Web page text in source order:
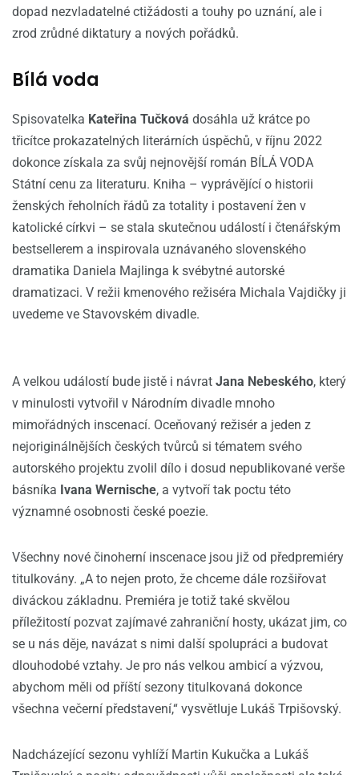
dopad nezvladatelné ctižádosti a touhy po uznání, ale i
zrod zrůdné diktatury a nových pořádků.
Bílá voda
Spisovatelka Kateřina Tučková dosáhla už krátce po
třicítce prokazatelných literárních úspěchů, v říjnu 2022
dokonce získala za svůj nejnovější román BÍLÁ VODA
Státní cenu za literaturu. Kniha – vyprávějící o historii
ženských řeholních řádů za totality i postavení žen v
katolické církvi – se stala skutečnou událostí i čtenářským
bestsellerem a inspirovala uznávaného slovenského
dramatika Daniela Majlinga k svébytné autorské
dramatizaci. V režii kmenového režiséra Michala Vajdičky ji
uvedeme ve Stavovském divadle.
A velkou událostí bude jistě i návrat Jana Nebeského, který
v minulosti vytvořil v Národním divadle mnoho
mimořádných inscenací. Oceňovaný režisér a jeden z
nejoriginálnějších českých tvůrců si tématem svého
autorského projektu zvolil dílo i dosud nepublikované verše
básníka Ivana Wernische, a vytvoří tak poctu této
významné osobnosti české poezie.
Všechny nové činoherní inscenace jsou již od předpremiéry
titulkovány. „A to nejen proto, že chceme dále rozšiřovat
diváckou základnu. Premiéra je totiž také skvělou
příležitostí pozvat zajímavé zahraniční hosty, ukázat jim, co
se u nás děje, navázat s nimi další spolupráci a budovat
dlouhodobé vztahy. Je pro nás velkou ambicí a výzvou,
abychom měli od příští sezony titulkovaná dokonce
všechna večerní představení,“ vysvětluje Lukáš Trpišovský.
Nadcházející sezonu vyhlíží Martin Kukučka a Lukáš